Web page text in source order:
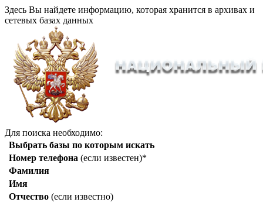
Здесь Вы найдете информацию, которая хранится в архивах и
сетевых базах данных
Для поиска необходимо:
Выбрать базы по которым искать
Номер телефона (если известен)*
Фамилия
Имя
Отчество (если известно)